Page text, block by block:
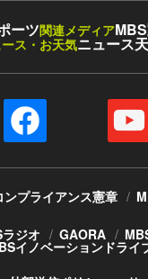
ーツ関連メディア
ス・お天気ニュース
ンプライアンス憲章
ジオ GAORA
イノベーションドライ